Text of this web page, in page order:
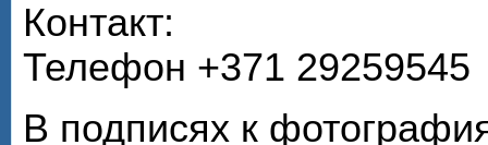
Контакт:
Телефон +371 29259545
В подписях к